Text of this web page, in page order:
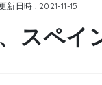
新日時 : 2021-11-15
スペイ